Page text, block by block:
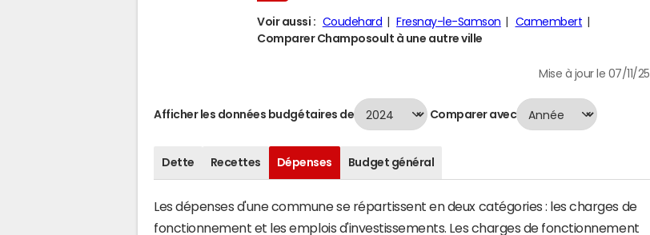
Voir aussi : Coudehard Fresnay-le-Samson
Camembert
Comparer Champosoult à une autre ville
Mise à jour le 07/11/25
Afficher les données budgétaires de Comparer avec
Dette Recettes Dépenses Budget général
Les dépenses d'une commune se répartissent en deux catégories : les charges de
fonctionnement et les emplois d'investissements. Les charges de fonctionnement